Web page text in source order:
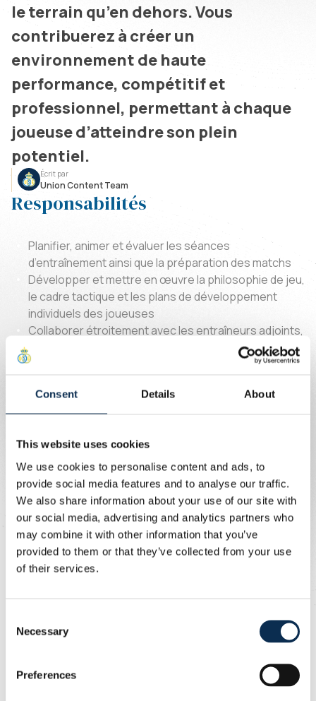
Consent Details About
This website uses cookies
We use cookies to personalise content and ads, to
provide social media features and to analyse our traffic.
We also share information about your use of our site with
our social media, advertising and analytics partners who
may combine it with other information that you’ve
provided to them or that they’ve collected from your use
of their services.
Selection
Necessary
Preferences
le terrain qu’en dehors. Vous
contribuerez à créer un
environnement de haute
performance, compétitif et
professionnel, permettant à chaque
joueuse d’atteindre son plein
potentiel.
Écrit par
Union Content Team
Responsabilités
Planifier, animer et évaluer les séances
d’entraînement ainsi que la préparation des matchs
Développer et mettre en œuvre la philosophie de jeu,
le cadre tactique et les plans de développement
individuels des joueuses
Collaborer étroitement avec les entraîneurs adjoints,
le staff médical et la direction du club afin d’assurer
une approche cohérente de la performance
professionnalisme, la responsabilité et l’amélioration
continue
contribuer au développement à long terme de
l’effectif
Profil
Nous recherchons une personne qui :
ou équivalent)
Dispose de solides compétences en leadership,
Est passionnée par le football féminin et le